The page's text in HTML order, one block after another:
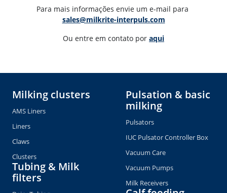
Para mais informações envie um e-mail para
sales@milkrite-interpuls.com
Ou entre em contato por aqui
Milking clusters
AMS Liners
Liners
Claws
Clusters
Tubing & Milk
filters
Pulsation & basic
milking
Pulsators
IUC Pulsator Controller Box
Vacuum Care
Vacuum Pumps
Milk Receivers